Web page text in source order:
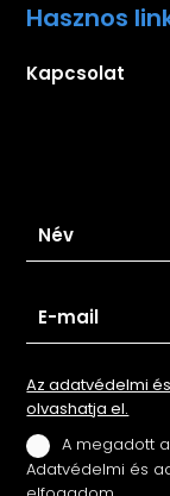
Hasznos
Kapcsolat
Az adatvédelmi
olvashatja el.
A megadott
Adatvédelmi és